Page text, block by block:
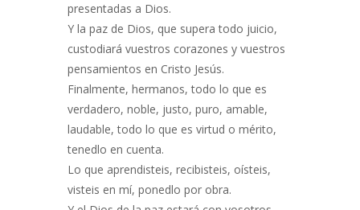
presentadas a Dios.
Y la paz de Dios, que supera todo juicio,
custodiará vuestros corazones y vuestros
pensamientos en Cristo Jesús.
Finalmente, hermanos, todo lo que es
verdadero, noble, justo, puro, amable,
laudable, todo lo que es virtud o mérito,
tenedlo en cuenta.
Lo que aprendisteis, recibisteis, oísteis,
visteis en mí, ponedlo por obra.